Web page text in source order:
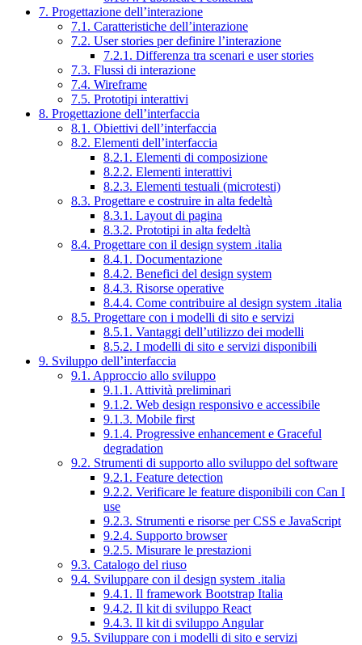
7. Progettazione dell’interazione
7.1. Caratteristiche dell’interazione
7.2. User stories per definire l’interazione
7.2.1. Differenza tra scenari e user stories
7.3. Flussi di interazione
7.4. Wireframe
7.5. Prototipi interattivi
8. Progettazione dell’interfaccia
8.1. Obiettivi dell’interfaccia
8.2. Elementi dell’interfaccia
8.2.1. Elementi di composizione
8.2.2. Elementi interattivi
8.2.3. Elementi testuali (microtesti)
8.3. Progettare e costruire in alta fedeltà
8.3.1. Layout di pagina
8.3.2. Prototipi in alta fedeltà
8.4. Progettare con il design system .italia
8.4.1. Documentazione
8.4.2. Benefici del design system
8.4.3. Risorse operative
8.4.4. Come contribuire al design system .italia
8.5. Progettare con i modelli di sito e servizi
8.5.1. Vantaggi dell’utilizzo dei modelli
8.5.2. I modelli di sito e servizi disponibili
9. Sviluppo dell’interfaccia
9.1. Approccio allo sviluppo
9.1.1. Attività preliminari
9.1.2. Web design responsivo e accessibile
9.1.3. Mobile first
9.1.4. Progressive enhancement e Graceful
degradation
9.2. Strumenti di supporto allo sviluppo del software
9.2.1. Feature detection
9.2.2. Verificare le feature disponibili con Can I
use
9.2.3. Strumenti e risorse per CSS e JavaScript
9.2.4. Supporto browser
9.2.5. Misurare le prestazioni
9.3. Catalogo del riuso
9.4. Sviluppare con il design system .italia
9.4.1. Il framework Bootstrap Italia
9.4.2. Il kit di sviluppo React
9.4.3. Il kit di sviluppo Angular
9.5. Sviluppare con i modelli di sito e servizi